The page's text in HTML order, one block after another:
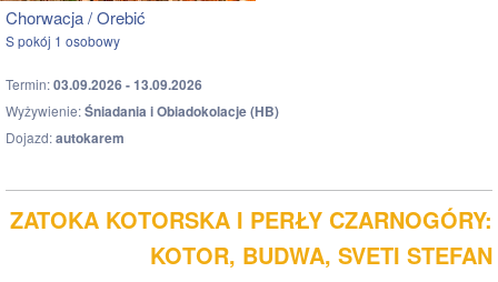
Chorwacja / Orebić
S pokój 1 osobowy
Termin:03.09.2026 - 13.09.2026
Wyżywienie:Śniadania i Obiadokolacje (HB)
Dojazd:autokarem
ZATOKA KOTORSKA I PERŁY CZARNOGÓRY:
KOTOR, BUDWA, SVETI STEFAN